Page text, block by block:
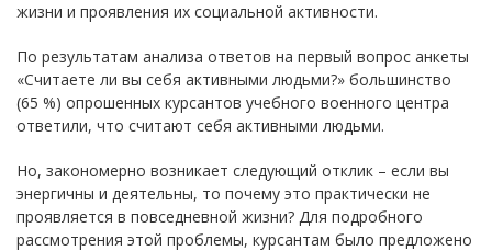
жизни и проявления их социальной активности.
По результатам анализа ответов на первый вопрос анкеты
«Считаете ли вы себя активными людьми?» большинство
(65 %) опрошенных курсантов учебного военного центра
ответили, что считают себя активными людьми.
Но, закономерно возникает следующий отклик – если вы
энергичны и деятельны, то почему это практически не
проявляется в повседневной жизни? Для подробного
рассмотрения этой проблемы, курсантам было предложено